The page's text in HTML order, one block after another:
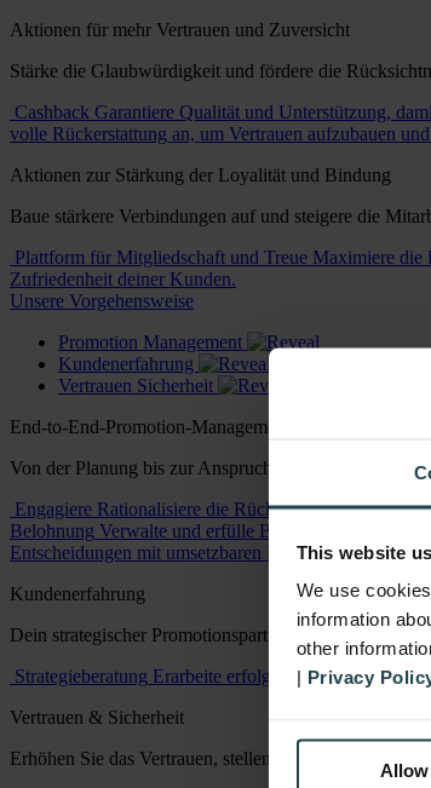
This website
We use
information
other
| Privacy
Allow
Aktionen für mehr Vertrauen und Zuversicht
Stärke die Glaubwürdigkeit und fördere die
Cashback Garantiere Qualität und Unterstützung,
volle Rückerstattung an, um Vertrauen aufzubauen
Aktionen zur Stärkung der Loyalität und Bindung
Baue stärkere Verbindungen auf und steigere die
Plattform für Mitgliedschaft und Treue Maximiere die
Zufriedenheit deiner Kunden.
Unsere Vorgehensweise
Promotion Management
Kundenerfahrung
Vertrauen Sicherheit
End-to-End-Promotion-Management
Von der Planung bis zur Anspruchsprüfung und
Engagiere Rationalisiere die Rücknahme mit
Belohnung Verwalte und erfülle Belohnungen und
Entscheidungen mit umsetzbaren Echtzeit-Analysen
Kundenerfahrung
Dein strategischer Promotionspartner
Strategieberatung Erarbeite erfolgreiche Strategien für
Vertrauen & Sicherheit
Erhöhen Sie das Vertrauen, stellen Sie die Einhaltung